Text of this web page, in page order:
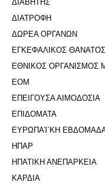
ΔΙΑΒΗΤΗΣ
ΔΙΑΤΡΟΦΗ
ΔΩΡΕΑ ΟΡΓΑΝΩΝ
ΕΓΚΕΦΑΛΙΚΟΣ ΘΑΝΑΤΟΣ
ΕΘΝΙΚΟΣ
ΕΟΜ
ΕΠΕΙΓΟΥΣΑ ΑΙΜΟΔΟΣΙΑ
ΕΠΙΔΟΜΑΤΑ
ΕΥΡΩΠΑΊ΄ΚΗ
ΗΠΑΡ
ΗΠΑΤΙΚΗ ΑΝΕΠΑΡΚΕΙΑ
ΚΑΡΔΙΑ